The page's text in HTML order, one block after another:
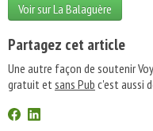
Voir sur La Balaguère
Partagez cet article
Une autre façon de soutenir
gratuit etsans Pub c'est aussi